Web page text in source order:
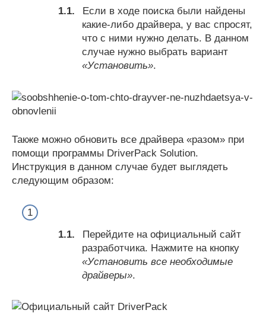
Если в ходе поиска были найдены
какие-либо драйвера, у вас спросят,
что с ними нужно делать. В данном
случае нужно выбрать вариант
«Установить».
Также можно обновить все драйвера «разом» при
помощи программы DriverPack Solution.
Инструкция в данном случае будет выглядеть
следующим образом:
Перейдите на официальный сайт
разработчика. Нажмите на кнопку
«Установить все необходимые
драйверы».